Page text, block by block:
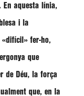
En aquesta línia,
i la
«difícil» fer-ho,
que
de Déu, la força
que, en la